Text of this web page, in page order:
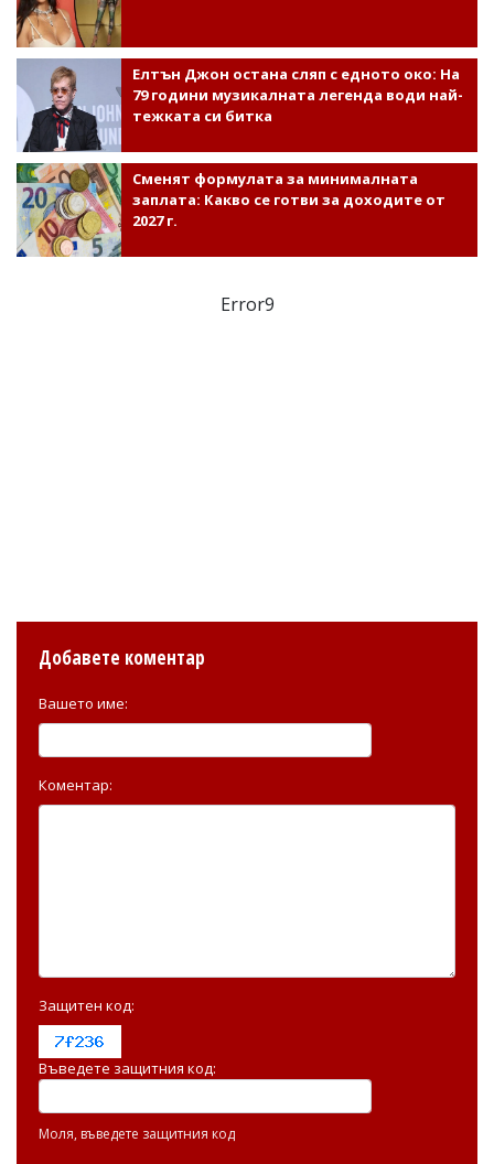
Елтън Джон остана сляп с едното око: На
79 години музикалната легенда води най-
тежката си битка
Сменят формулата за минималната
заплата: Какво се готви за доходите от
2027 г.
Error9
Добавете коментар
Вашето име:
Коментар:
Защитен код:
Въведете защитния код:
Моля, въведете защитния код